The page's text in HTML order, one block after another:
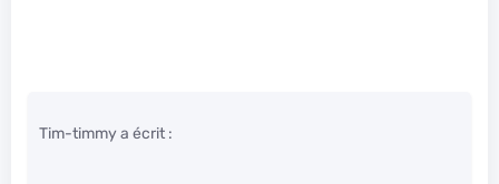
Tim-timmy a écrit :